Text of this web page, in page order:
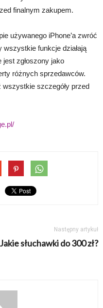
finalnym zakupem.
używanego iPhone’a zwróć
funkcje działają
zgłoszony jako
różnych sprzedawców.
wszystkie szczegóły przed
Następny artykuł
Jakie słuchawki do 300 zł?